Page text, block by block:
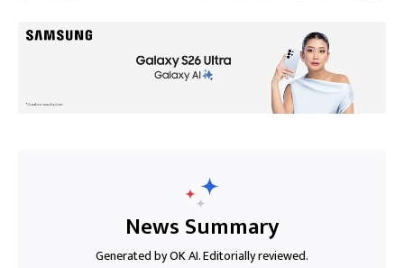
News Summary
Generated by OK AI. Editorially reviewed.